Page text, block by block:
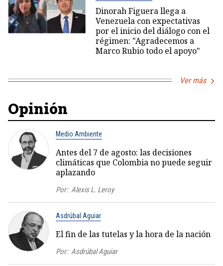
Dinorah Figuera llega a
Venezuela con expectativas
por el inicio del diálogo con el
régimen: "Agradecemos a
Marco Rubio todo el apoyo"
Ver más
Opinión
Medio Ambiente
Antes del 7 de agosto: las decisiones
climáticas que Colombia no puede seguir
aplazando
Por: Alexis L. Leroy
Asdrúbal Aguiar
El fin de las tutelas y la hora de la nación
Por: Asdrúbal Aguiar